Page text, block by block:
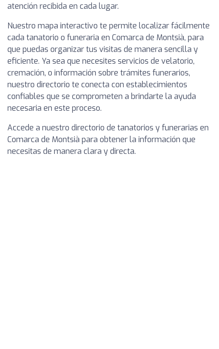
atención recibida en cada lugar.
Nuestro mapa interactivo te permite localizar fácilmente
cada tanatorio o funeraria en Comarca de Montsià, para
que puedas organizar tus visitas de manera sencilla y
eficiente. Ya sea que necesites servicios de velatorio,
cremación, o información sobre trámites funerarios,
nuestro directorio te conecta con establecimientos
confiables que se comprometen a brindarte la ayuda
necesaria en este proceso.
Accede a nuestro directorio de tanatorios y funerarias en
Comarca de Montsià para obtener la información que
necesitas de manera clara y directa.